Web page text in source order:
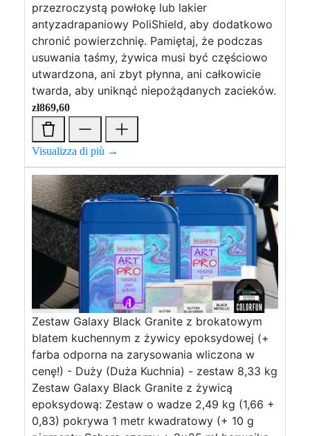
przezroczystą powłokę lub lakier
antyzadrapaniowy PoliShield, aby dodatkowo
chronić powierzchnię. Pamiętaj, że podczas
usuwania taśmy, żywica musi być częściowo
utwardzona, ani zbyt płynna, ani całkowicie
twarda, aby uniknąć niepożądanych zacieków.
zł869,60
Visualizza di più →
Zestaw Galaxy Black Granite z brokatowym
blatem kuchennym z żywicy epoksydowej (+
farba odporna na zarysowania wliczona w
cenę!) - Duży (Duża Kuchnia) - zestaw 8,33 kg
Zestaw Galaxy Black Granite z żywicą
epoksydową: Zestaw o wadze 2,49 kg (1,66 +
0,83) pokrywa 1 metr kwadratowy (+ 10 g